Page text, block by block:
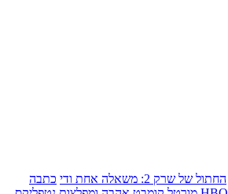
החתול של שרק 2: משאלה אחת ודי
כתבה